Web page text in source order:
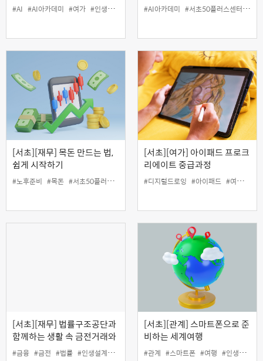
#AI #AI아카데미 #여가 #인생설계 #인스타그램
#AI아카데미 #서초50플러스센터 #엑
[서초][재무] 목돈 만드는 법,
쉽게 시작하기
#노후준비 #목돈 #서초50플러스센터 #인생설계 #재무
[서초][여가] 아이패드 프로크
리에이트 중급과정
#디지털드로잉 #아이패드 #여가
[서초][재무] 법률구조공단과
함께하는 생활 속 금전거래와
채무관리 바로 알기(온라인)
#금융 #금전 #법률 #인생설계 #재무 #채무
[서초][관계] 스마트폰으로 준
비하는 세계여행
#관계 #스마트폰 #여행 #인생설계